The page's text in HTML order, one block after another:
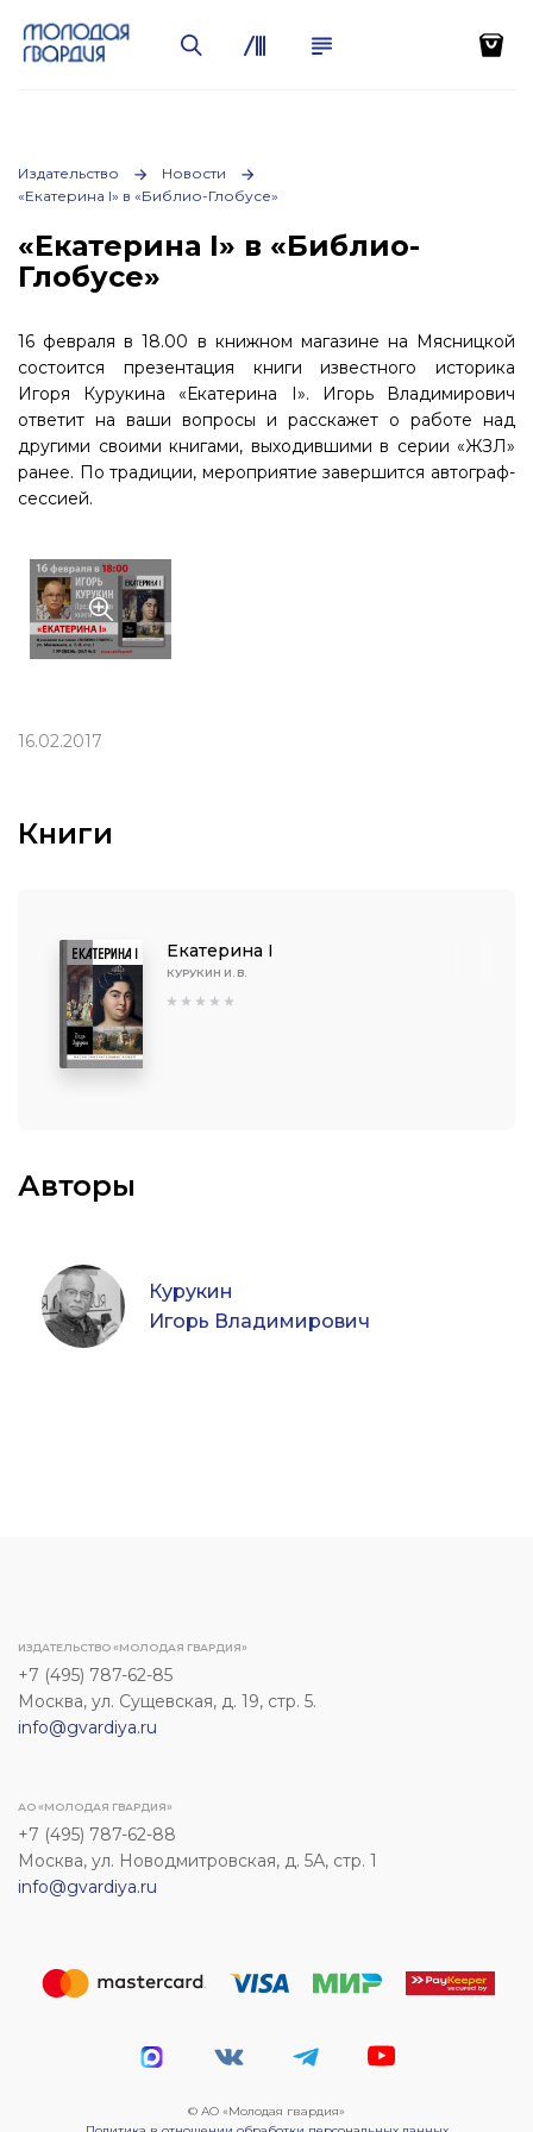
Издательство
Новости
«Екатерина I» в «Библио-Глобусе»
«Екатерина I» в «Библио-
Глобусе»
16 февраля в 18.00 в книжном магазине на Мясницкой
состоится презентация книги известного историка
Игоря Курукина «Екатерина I». Игорь Владимирович
ответит на ваши вопросы и расскажет о работе над
другими своими книгами, выходившими в серии «ЖЗЛ»
ранее. По традиции, мероприятие завершится автограф-
сессией.
16.02.2017
Книги
Екатерина I
КУРУКИН И. В.
Авторы
Курукин
Игорь Владимирович
ИЗДАТЕЛЬСТВО «МОЛОДАЯ ГВАРДИЯ»
+7 (495) 787-62-85
Москва, ул. Сущевская, д. 19, стр. 5.
info@gvardiya.ru
АО «МОЛОДАЯ ГВАРДИЯ»
+7 (495) 787-62-88
Москва, ул. Новодмитровская, д. 5А, стр. 1
info@gvardiya.ru
© АО «Молодая гвардия»